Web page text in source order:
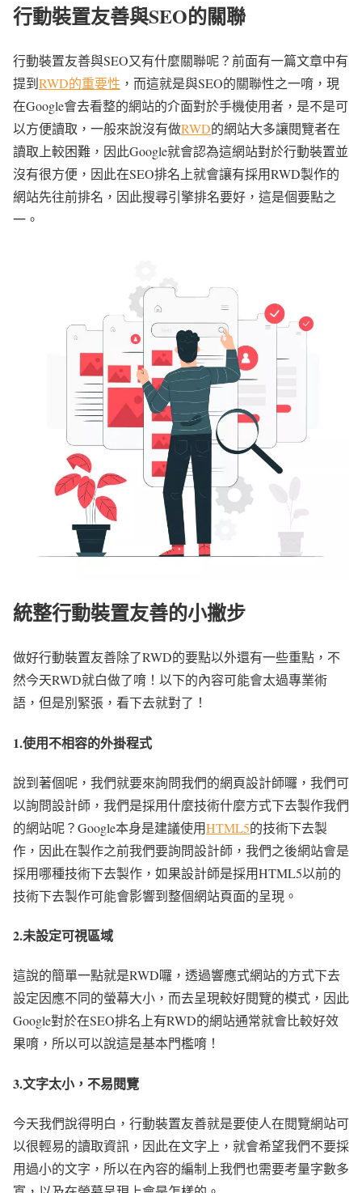
行動裝置友善與SEO的關聯
行動裝置友善與SEO又有什麼關聯呢？前面有一篇文章中有
提到RWD的重要性 ，而這就是與SEO的關聯性之一唷，現
在Google會去看整的網站的介面對於手機使用者，是不是可
以方便讀取，一般來說沒有做RWD的網站大多讓閱覽者在
讀取上較困難，因此Google就會認為這網站對於行動裝置並
沒有很方便，因此在SEO排名上就會讓有採用RWD製作的
網站先往前排名，因此搜尋引擎排名要好，這是個要點之
一。
統整行動裝置友善的小撇步
做好行動裝置友善除了RWD的要點以外還有一些重點，不
然今天RWD就白做了唷！以下的內容可能會太過專業術
語，但是別緊張，看下去就對了！
1.使用不相容的外掛程式
說到著個呢，我們就要來詢問我們的網頁設計師囉，我們可
以詢問設計師，我們是採用什麼技術什麼方式下去製作我們
的網站呢？Google本身是建議使用HTML5的技術下去製
作，因此在製作之前我們要詢問設計師，我們之後網站會是
採用哪種技術下去製作，如果設計師是採用HTML5以前的
技術下去製作可能會影響到整個網站頁面的呈現。
2.未設定可視區域
這說的簡單一點就是RWD囉，透過響應式網站的方式下去
設定因應不同的螢幕大小，而去呈現較好閱覽的模式，因此
Google對於在SEO排名上有RWD的網站通常就會比較好效
果唷，所以可以說這是基本門檻唷！
3.文字太小，不易閱覽
今天我們說得明白，行動裝置友善就是要使人在閱覽網站可
以很輕易的讀取資訊，因此在文字上，就會希望我們不要採
用過小的文字，所以在內容的編制上我們也需要考量字數多